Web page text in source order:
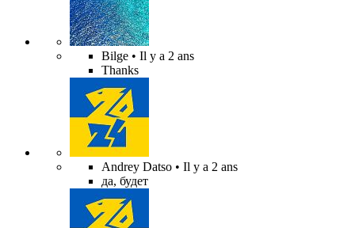
Bilge • Il y a 2 ans
Thanks
Andrey Datso • Il y a 2 ans
да, будет